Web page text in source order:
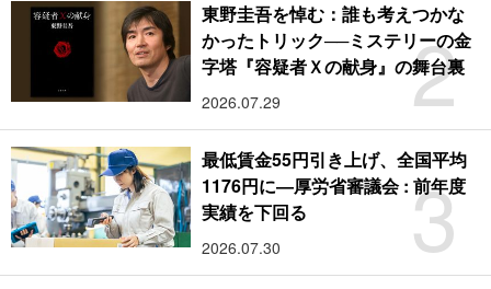
2
東野圭吾を悼む：誰も考えつかな
かったトリック──ミステリーの金
字塔『容疑者Ｘの献身』の舞台裏
2026.07.29
3
最低賃金55円引き上げ、全国平均
1176円に―厚労省審議会 : 前年度
実績を下回る
2026.07.30